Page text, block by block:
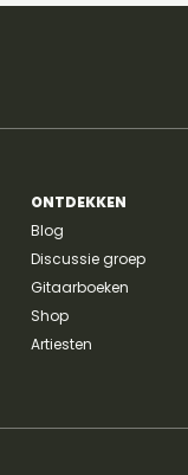
ONTDEKKEN
Blog
Discussie groep
Gitaarboeken
Shop
Artiesten